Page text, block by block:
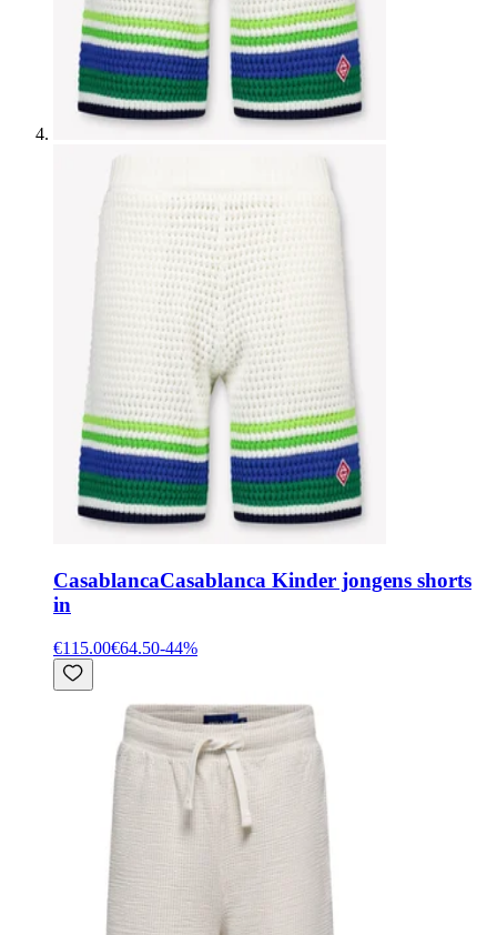
CasablancaCasablanca Kinder jongens shorts
in
€115.00€64.50-44%